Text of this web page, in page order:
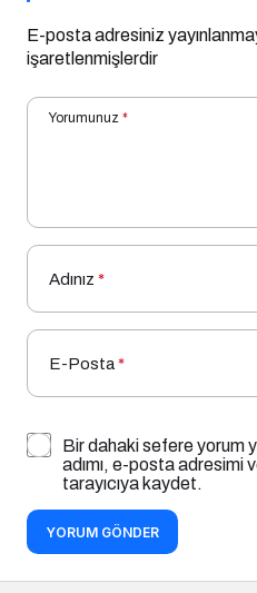
E-posta adresiniz
işaretlenmişlerdir
Yorumunuz *
Adınız *
E-Posta*
Bir dahaki sefere yorum
adımı, e-posta adresimi
tarayıcıya kaydet.
YORUM GÖNDER